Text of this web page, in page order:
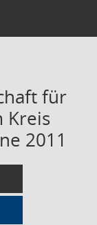
für
Kreis
2011